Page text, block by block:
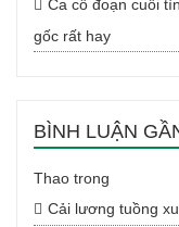
Ca cổ đoạn cuối
gốc rất hay
BÌNH LUẬN
Thao trong
Cải lương tuồng